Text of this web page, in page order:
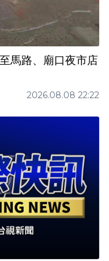
馬路、廟口夜市店
2026.08.08 22:22